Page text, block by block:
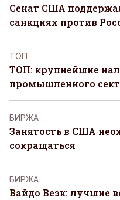
Сенат США
санкциях против
ТОП
ТОП: крупнейшие
промышленного
БИРЖА
Занятость в США
сокращаться
БИРЖА
Вайдо Веэк: лучшие